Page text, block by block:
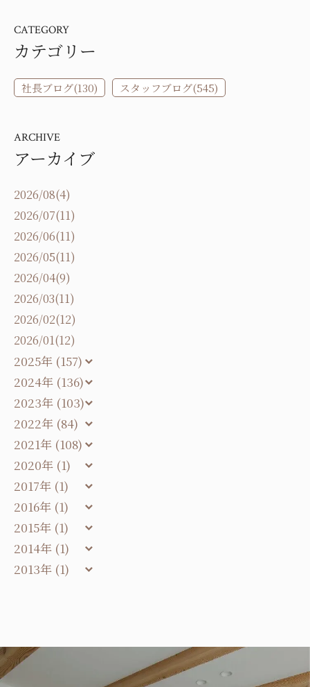
CATEGORY
カテゴリー
社長ブログ(130) スタッフブログ(545)
ARCHIVE
アーカイブ
2026/08(4)
2026/07(11)
2026/06(11)
2026/05(11)
2026/04(9)
2026/03(11)
2026/02(12)
2026/01(12)
2025年 (157)
2024年 (136)
2023年 (103)
2022年 (84)
2021年 (108)
2020年 (1)
2017年 (1)
2016年 (1)
2015年 (1)
2014年 (1)
2013年 (1)